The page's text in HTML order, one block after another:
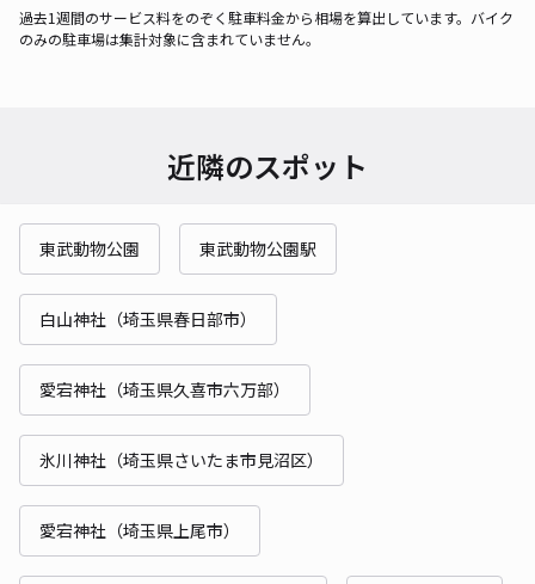
過去1週間のサービス料をのぞく駐車料金から相場を算出しています。バイク
のみの駐車場は集計対象に含まれていません。
近隣のスポット
東武動物公園 東武動物公園駅
白山神社（埼玉県春日部市）
愛宕神社（埼玉県久喜市六万部）
氷川神社（埼玉県さいたま市見沼区）
愛宕神社（埼玉県上尾市）